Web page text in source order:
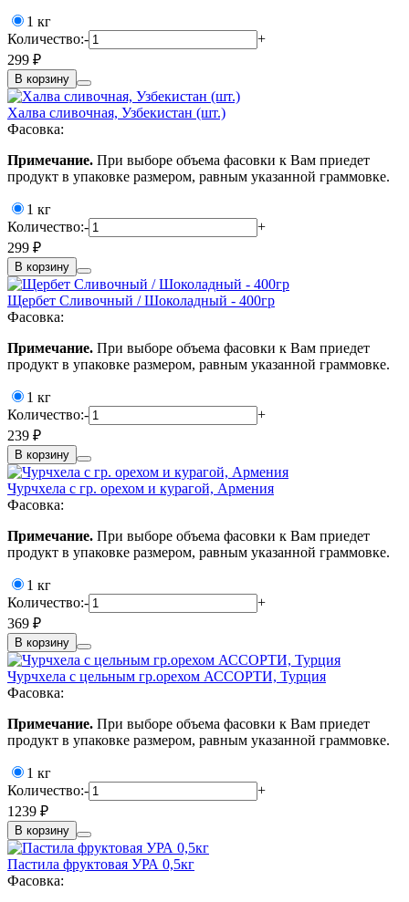
1 кг
Количество:-
+
299 ₽
В корзину
Халва сливочная, Узбекистан (шт.)
Фасовка:
Примечание. При выборе объема фасовки к Вам приедет
продукт в упаковке размером, равным указанной граммовке.
1 кг
Количество:-
+
299 ₽
В корзину
Щербет Сливочный / Шоколадный - 400гр
Фасовка:
Примечание. При выборе объема фасовки к Вам приедет
продукт в упаковке размером, равным указанной граммовке.
1 кг
Количество:-
+
239 ₽
В корзину
Чурчхела с гр. орехом и курагой, Армения
Фасовка:
Примечание. При выборе объема фасовки к Вам приедет
продукт в упаковке размером, равным указанной граммовке.
1 кг
Количество:-
+
369 ₽
В корзину
Чурчхела с цельным гр.орехом АССОРТИ, Турция
Фасовка:
Примечание. При выборе объема фасовки к Вам приедет
продукт в упаковке размером, равным указанной граммовке.
1 кг
Количество:-
+
1239 ₽
В корзину
Пастила фруктовая УРА 0,5кг
Фасовка: